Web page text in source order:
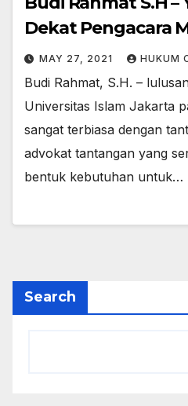
Dekat Pengacara
MAY 27, 2021 HUKUM
Budi Rahmat, S.H. –
Universitas Islam Jakarta
sangat terbiasa dengan
advokat tantangan yang
bentuk kebutuhan untuk…
Search